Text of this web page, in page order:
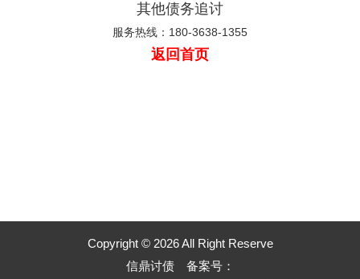
其他债务追讨
服务热线：180-3638-1355
返回首页
Copyright © 2026 All Right Reserve
信鼎讨债 备案号：